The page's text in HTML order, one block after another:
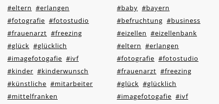
#eltern #erlangen
#fotografie #fotostudio
#frauenarzt #freezing
#glück #glücklich
#imagefotogafie #ivf
#kinder #kinderwunsch
#künstliche #mitarbeiter
#mittelfranken
#baby #bayern
#befruchtung #business
#eizellen #eizellenbank
#eltern #erlangen
#fotografie #fotostudio
#frauenarzt #freezing
#glück #glücklich
#imagefotogafie #ivf